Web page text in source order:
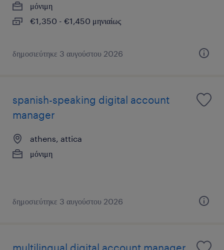
μόνιμη
€1,350 - €1,450 μηνιαίως
δημοσιεύτηκε 3 αυγούστου 2026
spanish-speaking digital account
manager
athens, attica
μόνιμη
δημοσιεύτηκε 3 αυγούστου 2026
multilingual digital account manager